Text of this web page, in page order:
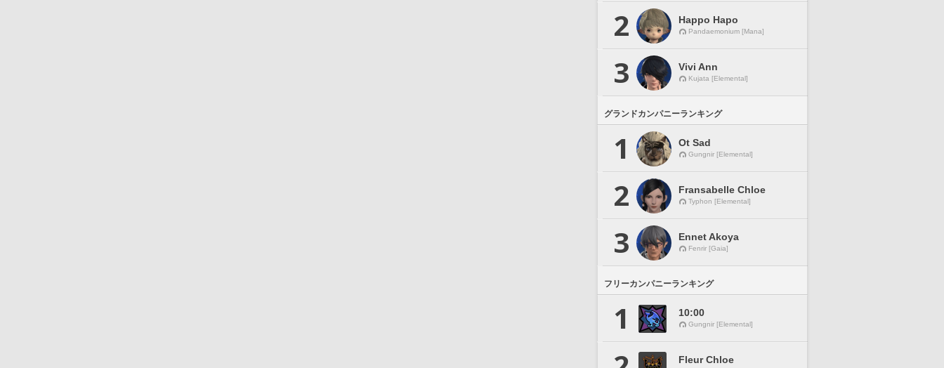
2 Happo Hapo
Pandaemonium [Mana]
3 Vivi Ann
Kujata [Elemental]
グランドカンパニーランキング
1 Ot Sad
Gungnir [Elemental]
2 Fransabelle Chloe
Typhon [Elemental]
3 Ennet Akoya
Fenrir [Gaia]
フリーカンパニーランキング
1 10:00
Gungnir [Elemental]
Fleur Chloe